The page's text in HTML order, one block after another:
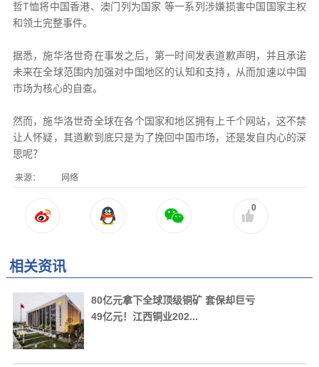
哲T恤将中国香港、澳门列为国家 等一系列涉嫌损害中国国家主权
和领土完整事件。
据悉，施华洛世奇在事发之后，第一时间发表道歉声明，并且承诺
未来在全球范围内加强对中国地区的认知和支持，从而加速以中国
市场为核心的自查。
然而，施华洛世奇全球在各个国家和地区拥有上千个网站，这不禁
让人怀疑，其道歉到底只是为了挽回中国市场，还是发自内心的深
思呢？
来源： 网络
0
相关资讯
80亿元拿下全球顶级铜矿 套保却巨亏
49亿元！江西铜业202...